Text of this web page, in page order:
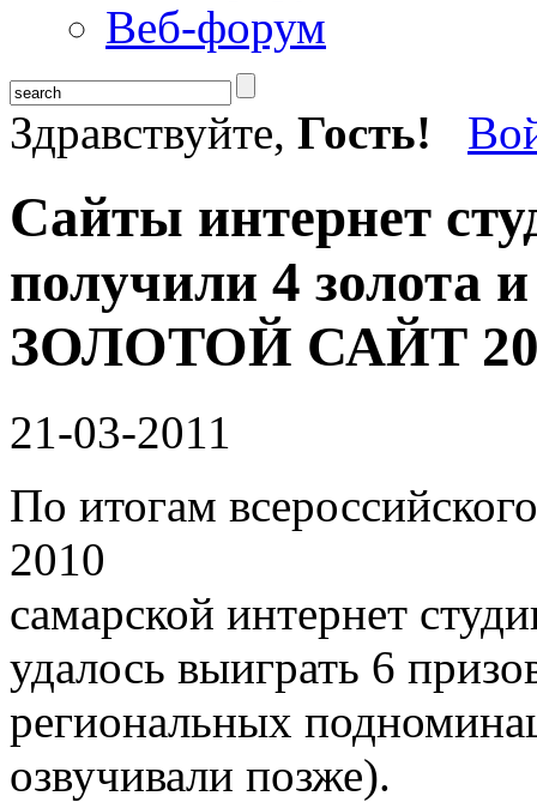
Веб-форум
Здравствуйте, Гость!
Сайты интернет
получили 4 золота
ЗОЛОТОЙ САЙТ
21-03-2011
По итогам
2010
самарской интернет
удалось выиграть 6
региональных
озвучивали позже).